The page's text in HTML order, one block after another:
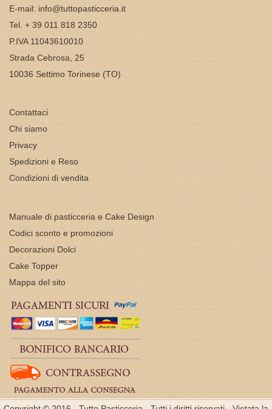
E-mail: info@tuttopasticceria.it
Tel. + 39 011 818 2350
P.IVA 11043610010
Strada Cebrosa, 25
10036 Settimo Torinese (TO)
Contattaci
Chi siamo
Privacy
Spedizioni e Reso
Condizioni di vendita
Manuale di pasticceria e Cake Design
Codici sconto e promozioni
Decorazioni Dolci
Cake Topper
Mappa del sito